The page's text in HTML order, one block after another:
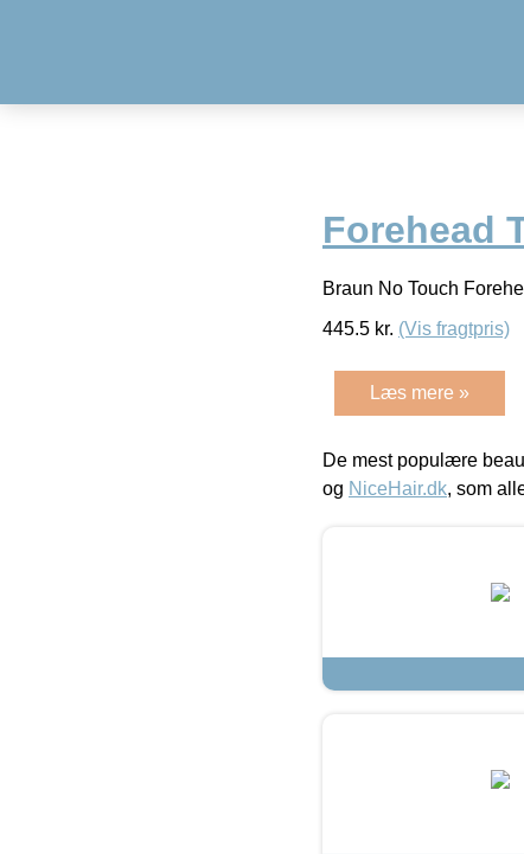
Forehead
Braun No Touch
445.5 kr. (Vis fragtpris)
Læs mere »
De mest populære
og NiceHair.dk, som